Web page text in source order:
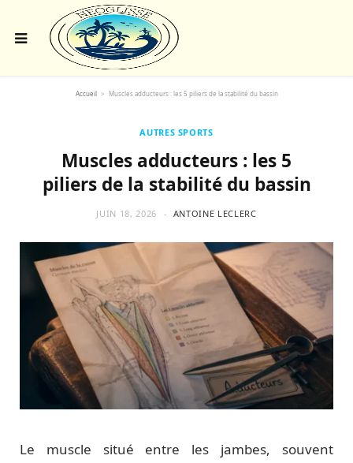
Accueil > Muscles adducteurs : les 5 piliers de la stabilité du bassin
AUTRES SPORTS
Muscles adducteurs : les 5
piliers de la stabilité du bassin
JUIN 18, 2026 ANTOINE LECLERC
Le muscle situé entre les jambes, souvent